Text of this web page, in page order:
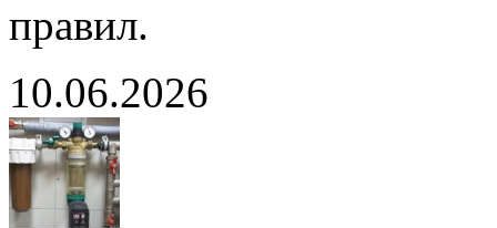
правил.
10.06.2026